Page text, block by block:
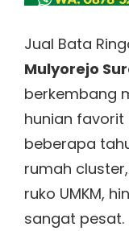
Jual Bata
Mulyorejo
berkembang
hunian favorit
beberapa
rumah
ruko UMKM,
sangat pesat.